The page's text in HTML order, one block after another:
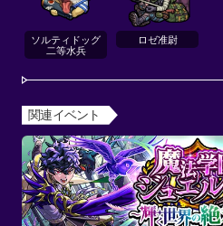
ソルティドッグ
二等水兵
ロゼ准尉
関連イベント